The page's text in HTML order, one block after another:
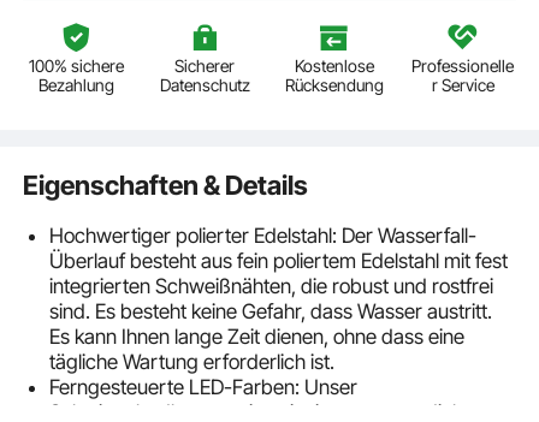
100% sichere
Bezahlung
Sicherer
Datenschutz
Kostenlose
Rücksendung
Professionelle
r Service
Eigenschaften & Details
Hochwertiger polierter Edelstahl: Der Wasserfall-
Überlauf besteht aus fein poliertem Edelstahl mit fest
integrierten Schweißnähten, die robust und rostfrei
sind. Es besteht keine Gefahr, dass Wasser austritt.
Es kann Ihnen lange Zeit dienen, ohne dass eine
tägliche Wartung erforderlich ist.
Ferngesteuerte LED-Farben: Unser
Schwimmbadbrunnen ist mit einem wasserdichten